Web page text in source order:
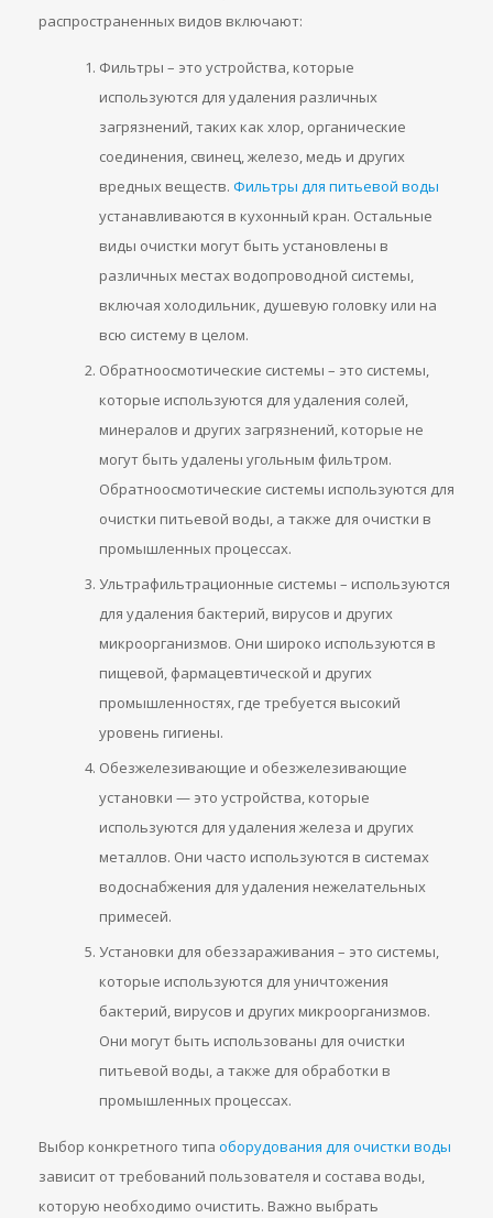
распространенных видов включают:
Фильтры – это устройства, которые
используются для удаления различных
загрязнений, таких как хлор, органические
соединения, свинец, железо, медь и других
вредных веществ. Фильтры для питьевой воды
устанавливаются в кухонный кран. Остальные
виды очистки могут быть установлены в
различных местах водопроводной системы,
включая холодильник, душевую головку или на
всю систему в целом.
Обратноосмотические системы – это системы,
которые используются для удаления солей,
минералов и других загрязнений, которые не
могут быть удалены угольным фильтром.
Обратноосмотические системы используются для
очистки питьевой воды, а также для очистки в
промышленных процессах.
Ультрафильтрационные системы – используются
для удаления бактерий, вирусов и других
микроорганизмов. Они широко используются в
пищевой, фармацевтической и других
промышленностях, где требуется высокий
уровень гигиены.
Обезжелезивающие и обезжелезивающие
установки — это устройства, которые
используются для удаления железа и других
металлов. Они часто используются в системах
водоснабжения для удаления нежелательных
примесей.
Установки для обеззараживания – это системы,
которые используются для уничтожения
бактерий, вирусов и других микроорганизмов.
Они могут быть использованы для очистки
питьевой воды, а также для обработки в
промышленных процессах.
Выбор конкретного типа оборудования для очистки воды
зависит от требований пользователя и состава воды,
которую необходимо очистить. Важно выбрать